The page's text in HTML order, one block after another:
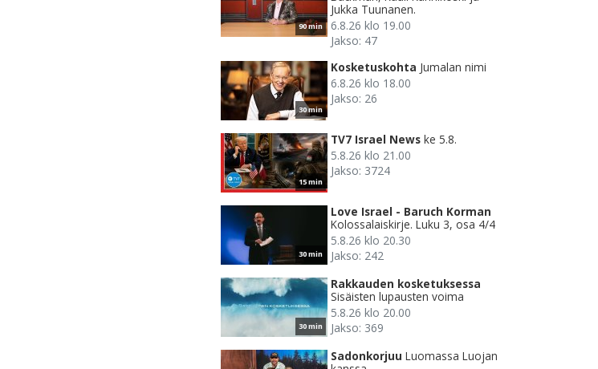
90 min
Jukka Tuunanen.
6.8.26 klo 19.00
Jakso: 47
30 min
Kosketuskohta Jumalan nimi
6.8.26 klo 18.00
Jakso: 26
15 min
TV7 Israel News ke 5.8.
5.8.26 klo 21.00
Jakso: 3724
30 min
Love Israel - Baruch Korman
Kolossalaiskirje. Luku 3, osa 4/4
5.8.26 klo 20.30
Jakso: 242
30 min
Rakkauden kosketuksessa
Sisäisten lupausten voima
5.8.26 klo 20.00
Jakso: 369
Sadonkorjuu Luomassa Luojan